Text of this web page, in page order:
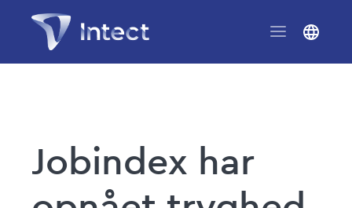
Jobindex har